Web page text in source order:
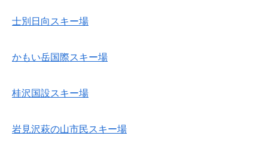
士別日向スキー場
かもい岳国際スキー場
桂沢国設スキー場
岩見沢萩の山市民スキー場